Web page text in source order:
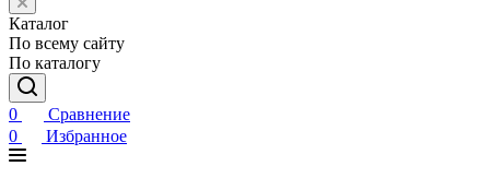
Каталог
По всему сайту
По каталогу
0
Сравнение
0
Избранное